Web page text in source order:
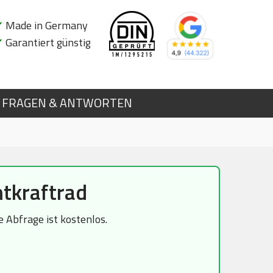
Made in Germany
Garantiert günstig
FRAGEN & ANTWORTEN
Abfrage ist kostenlos.